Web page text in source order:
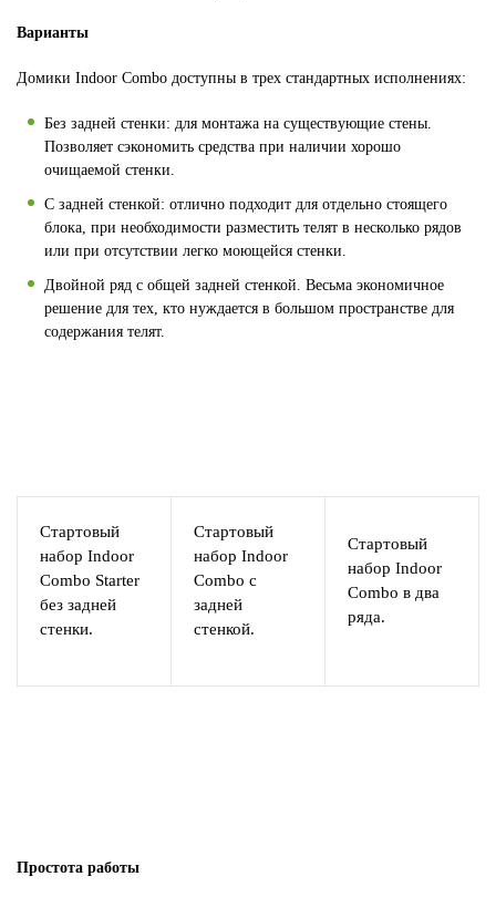
Варианты
Домики Indoor Combo доступны в трех стандартных исполнениях:
Без задней стенки: для монтажа на существующие стены.
Позволяет сэкономить средства при наличии хорошо
очищаемой стенки.
С задней стенкой: отлично подходит для отдельно стоящего
блока, при необходимости разместить телят в несколько рядов
или при отсутствии легко моющейся стенки.
Двойной ряд с общей задней стенкой. Весьма экономичное
решение для тех, кто нуждается в большом пространстве для
содержания телят.
Стартовый
набор Indoor
Combo Starter
без задней
стенки.
Стартовый
набор Indoor
Combo с
задней
стенкой.
Стартовый
набор Indoor
Combo в два
ряда.
Простота работы